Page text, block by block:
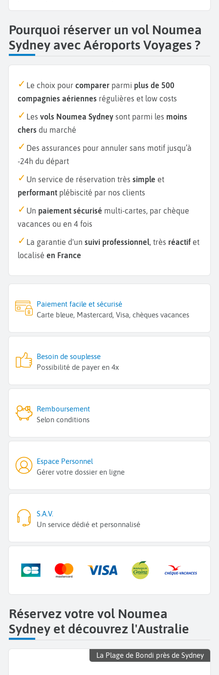
Pourquoi réserver un vol Noumea
Sydney avec Aéroports Voyages ?
Le choix pour comparer parmi plus de 500
compagnies aériennes régulières et low costs
Les vols Noumea Sydney sont parmi les moins
chers du marché
Des assurances pour annuler sans motif jusqu’à
-24h du départ
Un service de réservation très simple et
performant plébiscité par nos clients
Un paiement sécurisé multi-cartes, par chèque
vacances ou en 4 fois
La garantie d'un suivi professionnel, très réactif et
localisé en France
Paiement facile et sécurisé
Carte bleue, Mastercard, Visa, chèques vacances
Besoin de souplesse
Possibilité de payer en 4x
Remboursement
Selon conditions
Espace Personnel
Gérer votre dossier en ligne
S.A.V.
Un service dédié et personnalisé
Réservez votre vol Noumea
Sydney et découvrez l'Australie
La Plage de Bondi près de Sydney